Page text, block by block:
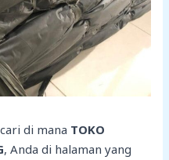
di mana TOKO
, Anda di halaman yang